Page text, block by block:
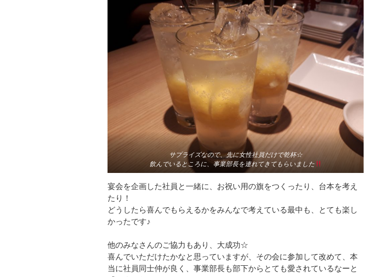
サプライズなので、先に女性社員だけで乾杯☆
飲んでいるところに、事業部長を連れてきてもらいました
宴会を企画した社員と一緒に、お祝い用の旗をつくったり、台本を考え
たり！
どうしたら喜んでもらえるかをみんなで考えている最中も、とても楽し
かったです♪
他のみなさんのご協力もあり、大成功☆
喜んでいただけたかなと思っていますが、その会に参加して改めて、本
当に社員同士仲が良く、事業部長も部下からとても愛されているなーと